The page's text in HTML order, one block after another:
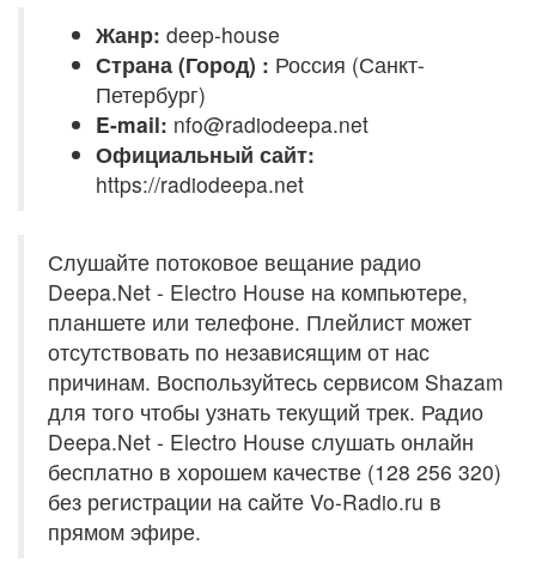
Жанр: deep-house
Страна (Город) : Россия (Санкт-
Петербург)
E-mail: nfo@radiodeepa.net
Официальный сайт:
https://radiodeepa.net
Слушайте потоковое вещание радио
Deepa.Net - Electro House на компьютере,
планшете или телефоне. Плейлист может
отсутствовать по независящим от нас
причинам. Воспользуйтесь сервисом Shazam
для того чтобы узнать текущий трек. Радио
Deepa.Net - Electro House слушать онлайн
бесплатно в хорошем качестве (128 256 320)
без регистрации на сайте Vo-Radio.ru в
прямом эфире.